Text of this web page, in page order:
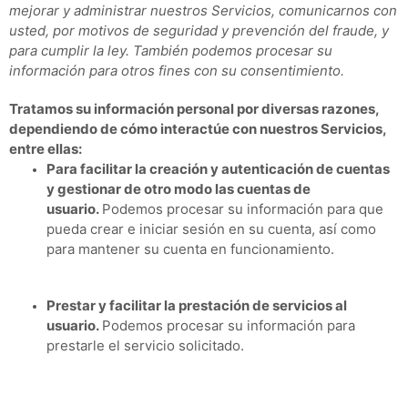
mejorar y administrar nuestros Servicios, comunicarnos con
usted, por motivos de seguridad y prevención del fraude, y
para cumplir la ley. También podemos procesar su
información para otros fines con su consentimiento.
Tratamos su información personal por diversas razones,
dependiendo de cómo interactúe con nuestros Servicios,
entre ellas:
Para facilitar la creación y autenticación de cuentas
y gestionar de otro modo las cuentas de
usuario. Podemos procesar su información para que
pueda crear e iniciar sesión en su cuenta, así como
para mantener su cuenta en funcionamiento.
Prestar y facilitar la prestación de servicios al
usuario. Podemos procesar su información para
prestarle el servicio solicitado.